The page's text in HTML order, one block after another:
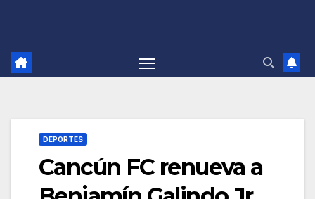
DEPORTES
Cancún FC renueva a